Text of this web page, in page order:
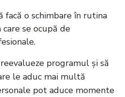
facă o schimbare în rutina
se ocupă de
programul și să
le aduc mai multă
pot aduce momente